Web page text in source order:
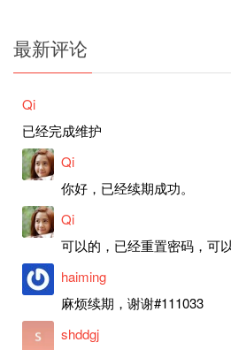
最新评论
Qi
已经完成维护
Qi
你好，已经续期成功。
Qi
haiming
麻烦续期，谢谢#111033
shddgj